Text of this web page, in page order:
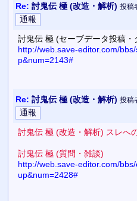
Re: 討鬼伝 極 (改造・解析) 投稿
討鬼伝 極 (セーブデータ投稿・
http://web.save-editor.com/
p&num=2143#
Re: 討鬼伝 極 (改造・解析) 投稿
討鬼伝 極 (改造・解析) スレへ
討鬼伝 極 (質問・雑談)
http://web.save-editor.com/
up&num=2428#